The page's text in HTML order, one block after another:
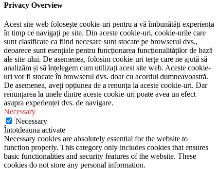
Privacy Overview
Acest site web folosește cookie-uri pentru a vă îmbunătăți experiența
în timp ce navigați pe site. Din aceste cookie-uri, cookie-urile care
sunt clasificate ca fiind necesare sunt stocate pe browserul dvs.,
deoarece sunt esențiale pentru funcționarea funcționalităților de bază
ale site-ului. De asemenea, folosim cookie-uri terțe care ne ajută să
analizăm și să înțelegem cum utilizați acest site web. Aceste cookie-
uri vor fi stocate în browserul dvs. doar cu acordul dumneavoastră.
De asemenea, aveți opțiunea de a renunța la aceste cookie-uri. Dar
renunțarea la unele dintre aceste cookie-uri poate avea un efect
asupra experienței dvs. de navigare.
Necessary
Necessary
Întotdeauna activate
Necessary cookies are absolutely essential for the website to
function properly. This category only includes cookies that ensures
basic functionalities and security features of the website. These
cookies do not store any personal information.